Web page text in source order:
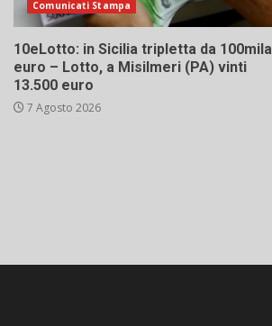
Comunicati Stampa
10eLotto: in Sicilia tripletta da 100mila
euro – Lotto, a Misilmeri (PA) vinti
13.500 euro
7 Agosto 2026